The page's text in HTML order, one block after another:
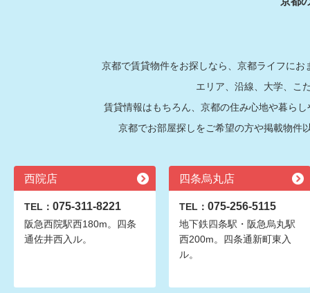
京都で賃貸物件をお探しなら、京都ライフに
エリア、沿線、大学、こ
賃貸情報はもちろん、京都の住み心地や暮ら
京都でお部屋探しをご希望の方や掲載物件
西院店
TEL： 075-311-8221
阪急西院駅西180m。四条
通佐井西入ル。
四条烏丸店
TEL： 075-256-5115
地下鉄四条駅・阪急烏丸駅
西200m。四条通新町東入
ル。